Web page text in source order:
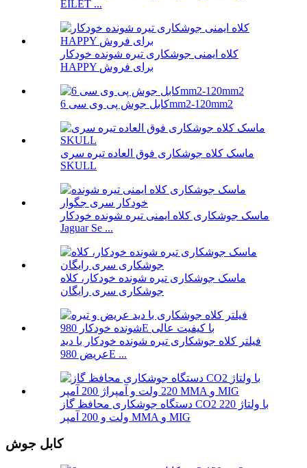
EILET ...
کلاه ایمنی جوشکاری تیره شونده خودکار
HAPPY برای فروش
کابل جوش پی وی سی 6mm2-120mm2
ماسک کلاه جوشکاری فوق العاده تیره سری
SKULL
ماسک جوشکاری کلاه ایمنی تیره شونده خودکار
Jaguar Se ...
ماسک جوشکاری تیره شونده خودکار، کلاه
جوشکاری سری رایگان
فیلتر کلاه جوشکاری تیره شونده خودکار با دید
عریض 980E ...
دستگاه جوشکاری محافظ گاز CO2 با ولتاژ 220
ولت و 200 آمپر MMA و MIG
کابل جوش